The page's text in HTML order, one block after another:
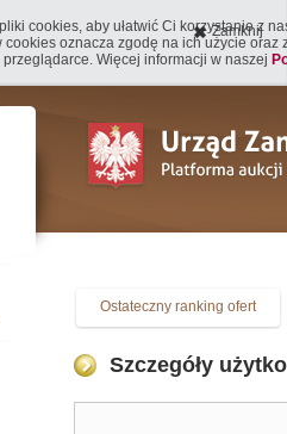
cookies, aby ułatwić Ci korzystanie z
oznacza zgodę na ich użycie
Więcej informacji w naszej
Zamknij
Ostateczny ranking ofert
Szczegóły